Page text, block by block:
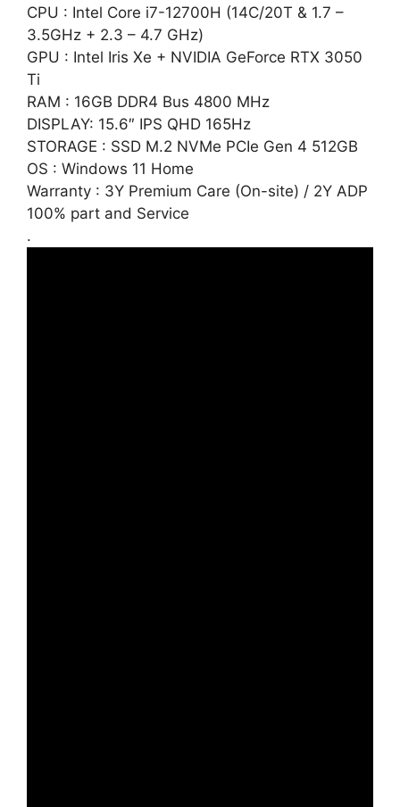
CPU : Intel Core i7-12700H (14C/20T & 1.7 –
3.5GHz + 2.3 – 4.7 GHz)
GPU : Intel Iris Xe + NVIDIA GeForce RTX 3050
Ti
RAM : 16GB DDR4 Bus 4800 MHz
DISPLAY: 15.6″ IPS QHD 165Hz
STORAGE : SSD M.2 NVMe PCIe Gen 4 512GB
OS : Windows 11 Home
Warranty : 3Y Premium Care (On-site) / 2Y ADP
100% part and Service
.